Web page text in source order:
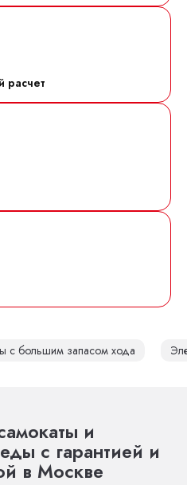
расчет
с большим запасом хода
и
с гарантией и
в Москве